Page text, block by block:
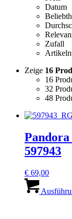
Datum
Zufall
Zeige 16
16
32
48
597943
€ 69,00